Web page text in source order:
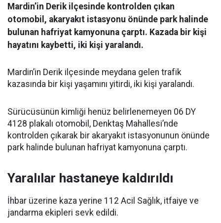
Mardin’in Derik ilçesinde kontrolden çıkan
otomobil, akaryakıt istasyonu önünde park halinde
bulunan hafriyat kamyonuna çarptı. Kazada bir kişi
hayatını kaybetti, iki kişi yaralandı.
Mardin’in Derik ilçesinde meydana gelen trafik
kazasında bir kişi yaşamını yitirdi, iki kişi yaralandı.
Sürücüsünün kimliği henüz belirlenemeyen 06 DY
4128 plakalı otomobil, Denktaş Mahallesi’nde
kontrolden çıkarak bir akaryakıt istasyonunun önünde
park halinde bulunan hafriyat kamyonuna çarptı.
Yaralılar hastaneye kaldırıldı
İhbar üzerine kaza yerine 112 Acil Sağlık, itfaiye ve
jandarma ekipleri sevk edildi.